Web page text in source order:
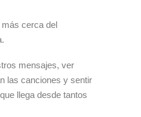
cerca del
mensajes, ver
las canciones y sentir
llega desde tantos